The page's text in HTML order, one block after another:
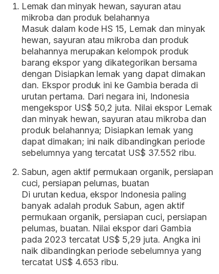
Lemak dan minyak hewan, sayuran atau
mikroba dan produk belahannya
Masuk dalam kode HS 15, Lemak dan minyak
hewan, sayuran atau mikroba dan produk
belahannya merupakan kelompok produk
barang ekspor yang dikategorikan bersama
dengan Disiapkan lemak yang dapat dimakan
dan. Ekspor produk ini ke Gambia berada di
urutan pertama. Dari negara ini, Indonesia
mengekspor US$ 50,2 juta. Nilai ekspor Lemak
dan minyak hewan, sayuran atau mikroba dan
produk belahannya; Disiapkan lemak yang
dapat dimakan; ini naik dibandingkan periode
sebelumnya yang tercatat US$ 37.552 ribu.
Sabun, agen aktif permukaan organik, persiapan
cuci, persiapan pelumas, buatan
Di urutan kedua, ekspor Indonesia paling
banyak adalah produk Sabun, agen aktif
permukaan organik, persiapan cuci, persiapan
pelumas, buatan. Nilai ekspor dari Gambia
pada 2023 tercatat US$ 5,29 juta. Angka ini
naik dibandingkan periode sebelumnya yang
tercatat US$ 4.653 ribu.